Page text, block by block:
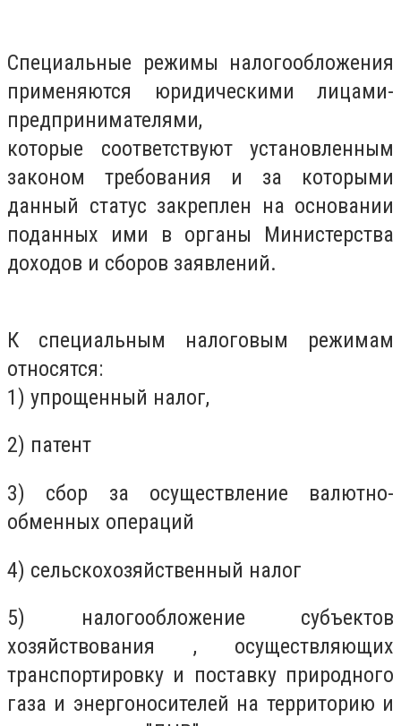
Специальные режимы налогообложения
применяются юридическими лицами-
предпринимателями,
которые соответствуют установленным
законом требования и за которыми
данный статус закреплен на основании
поданных ими в органы Министерства
доходов и сборов заявлений.
К специальным налоговым режимам
относятся:
1) упрощенный налог,
2) патент
3) сбор за осуществление валютно-
обменных операций
4) сельскохозяйственный налог
5) налогообложение субъектов
хозяйствования , осуществляющих
транспортировку и поставку природного
газа и энергоносителей на территорию и